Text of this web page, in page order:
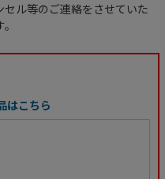
ル等のご連絡をさせていた
はこちら